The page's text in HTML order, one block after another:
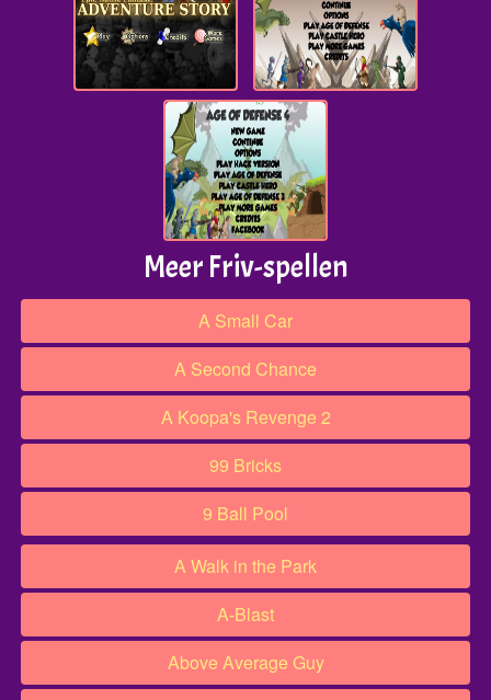
Meer Friv-spellen
A Small Car
A Second Chance
A Koopa's Revenge 2
99 Bricks
9 Ball Pool
A Walk in the Park
A-Blast
Above Average Guy